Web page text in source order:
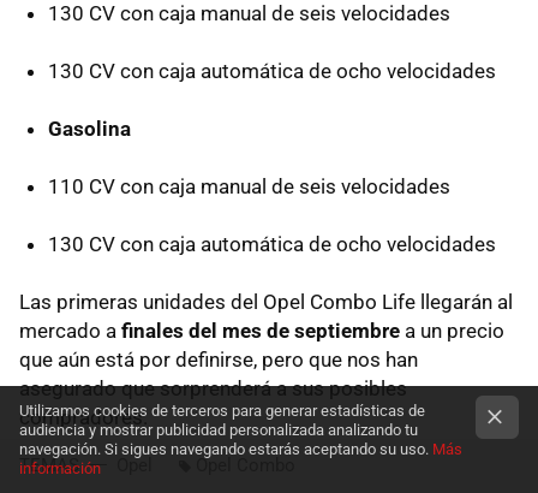
130 CV con caja manual de seis velocidades
130 CV con caja automática de ocho velocidades
Gasolina
110 CV con caja manual de seis velocidades
130 CV con caja automática de ocho velocidades
Las primeras unidades del Opel Combo Life llegarán al
mercado a finales del mes de septiembre a un precio
que aún está por definirse, pero que nos han
asegurado que sorprenderá a sus posibles
compradores.
TEMAS Opel Opel Combo
Utilizamos cookies de terceros para generar estadísticas de
audiencia y mostrar publicidad personalizada analizando tu
navegación. Si sigues navegando estarás aceptando su uso. Más
información